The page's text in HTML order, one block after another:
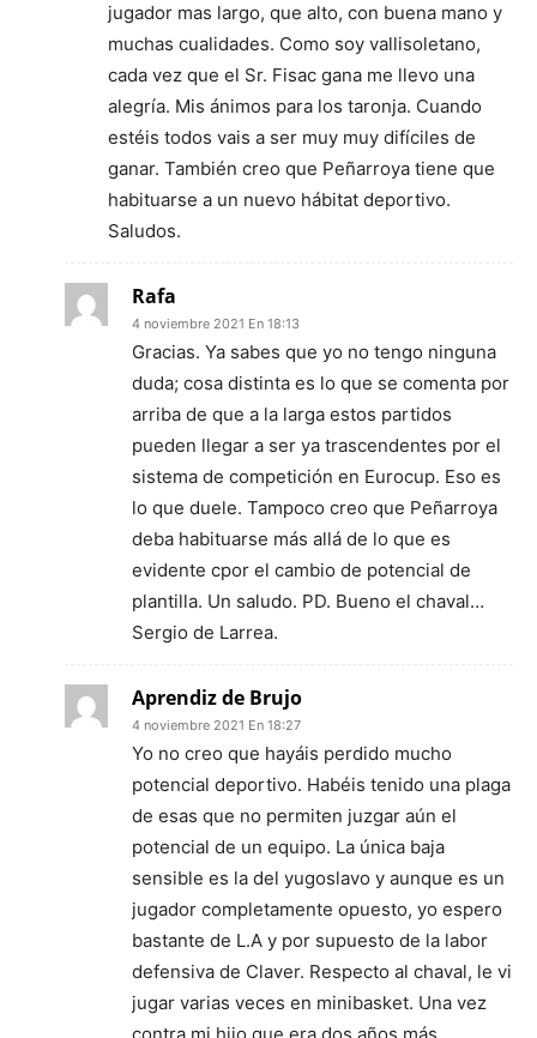
jugador mas largo, que alto, con buena mano y
muchas cualidades. Como soy vallisoletano,
cada vez que el Sr. Fisac gana me llevo una
alegría. Mis ánimos para los taronja. Cuando
estéis todos vais a ser muy muy difíciles de
ganar. También creo que Peñarroya tiene que
habituarse a un nuevo hábitat deportivo.
Saludos.
Rafa
4 noviembre 2021 En 18:13
Gracias. Ya sabes que yo no tengo ninguna
duda; cosa distinta es lo que se comenta por
arriba de que a la larga estos partidos
pueden llegar a ser ya trascendentes por el
sistema de competición en Eurocup. Eso es
lo que duele. Tampoco creo que Peñarroya
deba habituarse más allá de lo que es
evidente cpor el cambio de potencial de
plantilla. Un saludo. PD. Bueno el chaval…
Sergio de Larrea.
Aprendiz de Brujo
4 noviembre 2021 En 18:27
Yo no creo que hayáis perdido mucho
potencial deportivo. Habéis tenido una plaga
de esas que no permiten juzgar aún el
potencial de un equipo. La única baja
sensible es la del yugoslavo y aunque es un
jugador completamente opuesto, yo espero
bastante de L.A y por supuesto de la labor
defensiva de Claver. Respecto al chaval, le vi
jugar varias veces en minibasket. Una vez